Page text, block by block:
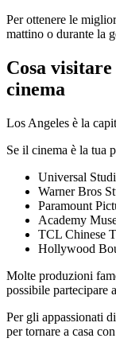
Per ottenere le
mattino o durante la
Cosa
cinema
Los Angeles è la
Se il cinema è la tua
Universal
Warner Bros
Paramount
Academy
TCL Chinese
Hollywood
Molte produzioni
possibile partecipare
Per gli appassionati
per tornare a casa